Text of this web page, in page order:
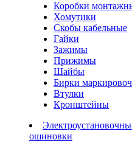
Коробки
Хомутики
Скобы кабельные
Гайки
Зажимы
Прижимы
Шайбы
Бирки
Втулки
Кронштейны
ошиновки